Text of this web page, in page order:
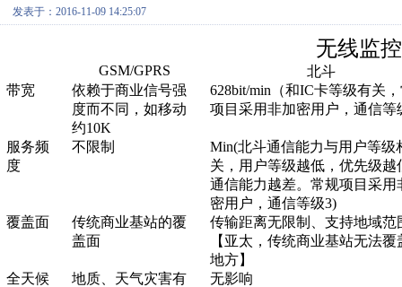
发表于：2016-11-09 14:25:07
无线监
GSM/GPRS
北斗
带宽
依赖于商业信号强
度而不同，如移动
约10K
628bit/min （和IC卡等级有关
项目采用非加密用户，通信等
服务频
度
不限制 Min(北斗通信能力与用户等级
关，用户等级越低，优先级越
通信能力越差。常规项目采用
密用户，通信等级3)
覆盖面
传统商业基站的覆
盖面
传输距离无限制、支持地域范
【 亚太， 传统商业基站无法覆
地方】
全天候
地质、天气灾害有
无影响